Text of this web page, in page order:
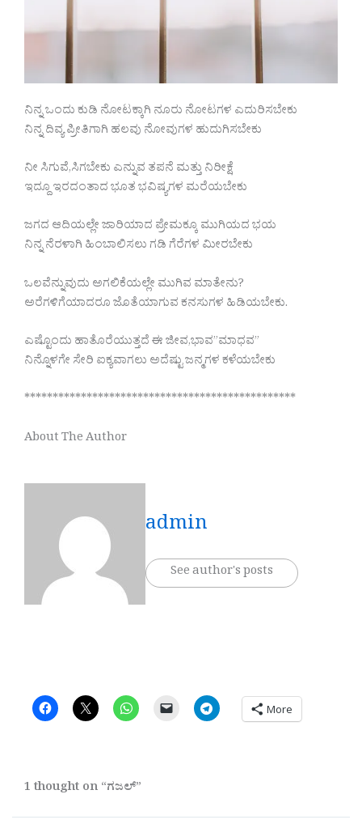
ನಿನ್ನ ಒಂದು ಕುಡಿ ನೋಟಕ್ಕಾಗಿ ನೂರು ನೋಟಗಳ ಎದುರಿಸಬೇಕು
ನಿನ್ನ ದಿವ್ಯ ಪ್ರೀತಿಗಾಗಿ ಹಲವು ನೋವುಗಳ ಹುದುಗಿಸಬೇಕು
ನೀ ಸಿಗುವೆ,ಸಿಗಬೇಕು ಎನ್ನುವ ತಪನೆ ಮತ್ತು ನಿರೀಕ್ಷೆ
ಇದ್ದೂ ಇರದಂತಾದ ಭೂತ ಭವಿಷ್ಯಗಳ ಮರೆಯಬೇಕು
ಜಗದ ಆದಿಯಲ್ಲೇ ಜಾರಿಯಾದ ಪ್ರೇಮಕ್ಕೂ ಮುಗಿಯದ ಭಯ
ನಿನ್ನ ನೆರಳಾಗಿ ಹಿಂಬಾಲಿಸಲು ಗಡಿ ಗೆರೆಗಳ ಮೀರಬೇಕು
ಒಲವೆನ್ನುವುದು ಅಗಲಿಕೆಯಲ್ಲೇ ಮುಗಿವ ಮಾತೇನು?
ಅರೆಗಳಿಗೆಯಾದರೂ ಜೊತೆಯಾಗುವ ಕನಸುಗಳ ಹಿಡಿಯಬೇಕು.
ಎಷ್ಟೊಂದು ಹಾತೊರೆಯುತ್ತದೆ ಈ ಜೀವ,ಭಾವ”ಮಾಧವ”
ನಿನ್ನೊಳಗೇ ಸೇರಿ ಐಕ್ಯವಾಗಲು ಅದೆಷ್ಟು ಜನ್ಮಗಳ ಕಳೆಯಬೇಕು
************************************************
About The Author
admin
See author's posts
More
1 thought on “ಗಜಲ್”